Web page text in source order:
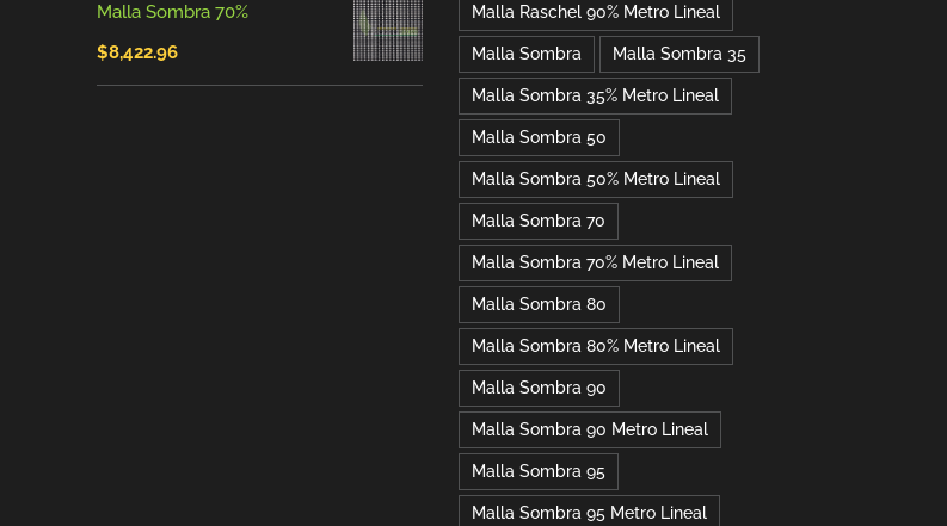
original
era:
actual
Malla Sombra 70%
$8,422.96
Malla Raschel 90% Metro Lineal
Malla Sombra Malla Sombra 35
Malla Sombra 35% Metro Lineal
Malla Sombra 50
Malla Sombra 50% Metro Lineal
Malla Sombra 70
Malla Sombra 70% Metro Lineal
Malla Sombra 80
Malla Sombra 80% Metro Lineal
Malla Sombra 90
Malla Sombra 90 Metro Lineal
Malla Sombra 95
Malla Sombra 95 Metro Lineal